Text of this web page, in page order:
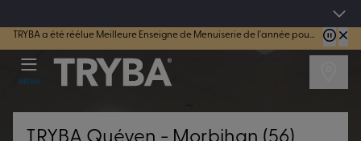
TRYBA a été réélue Meilleure Enseigne de Menuiserie de l'année pour la 7ème année consécutive.
MENU